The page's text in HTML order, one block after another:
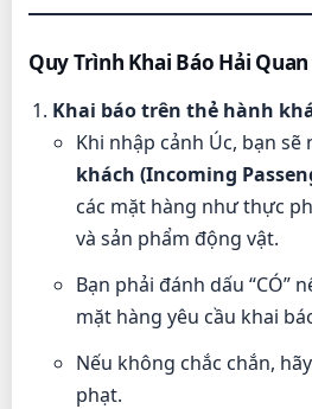
Quy Trình Khai Báo Hải Quan
Khai báo trên thẻ hành
Khi nhập cảnh Úc, bạn sẽ
khách (Incoming
các mặt hàng như thực
và sản phẩm động vật.
Bạn phải đánh dấu “CÓ”
mặt hàng yêu cầu khai
Nếu không chắc chắn,
phạt.